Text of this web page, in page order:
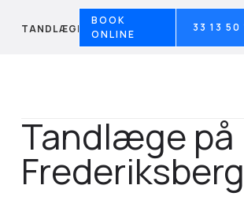
TANDLÆGERNE VED SØERNE
BOOK
ONLINE
33 13 50
Tandlæge på
Frederiksberg